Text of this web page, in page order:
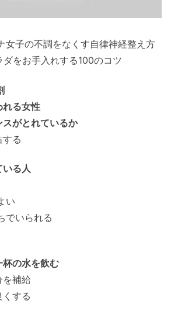
女子の不調をなくす自律神経整え方
ダをお手入れする100のコツ
れる女性
がとれているか
る
いる人
い
いられる
杯の水を飲む
補給
する